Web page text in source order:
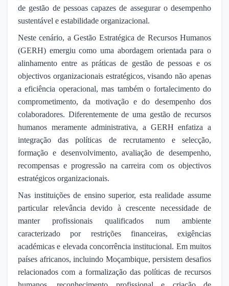
de gestão de pessoas capazes de assegurar o desempenho
sustentável e estabilidade organizacional.
Neste cenário, a Gestão Estratégica de Recursos Humanos
(GERH) emergiu como uma abordagem orientada para o
alinhamento entre as práticas de gestão de pessoas e os
objectivos organizacionais estratégicos, visando não apenas
a eficiência operacional, mas também o fortalecimento do
comprometimento, da motivação e do desempenho dos
colaboradores. Diferentemente de uma gestão de recursos
humanos meramente administrativa, a GERH enfatiza a
integração das políticas de recrutamento e selecção,
formação e desenvolvimento, avaliação de desempenho,
recompensas e progressão na carreira com os objectivos
estratégicos organizacionais.
Nas instituições de ensino superior, esta realidade assume
particular relevância devido à crescente necessidade de
manter profissionais qualificados num ambiente
caracterizado por restrições financeiras, exigências
académicas e elevada concorrência institucional. Em muitos
países africanos, incluindo Moçambique, persistem desafios
relacionados com a formalização das políticas de recursos